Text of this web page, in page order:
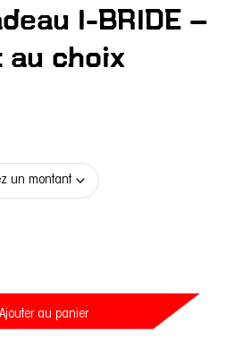
choix
Ajouter au panier